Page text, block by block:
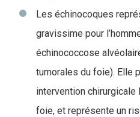
Les échinocoques
gravissime pour
échinococcose
tumorales du foie). Elle
intervention
foie, et représente un